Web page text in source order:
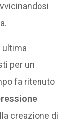
ultima
per un
fa ritenuto
creazione di